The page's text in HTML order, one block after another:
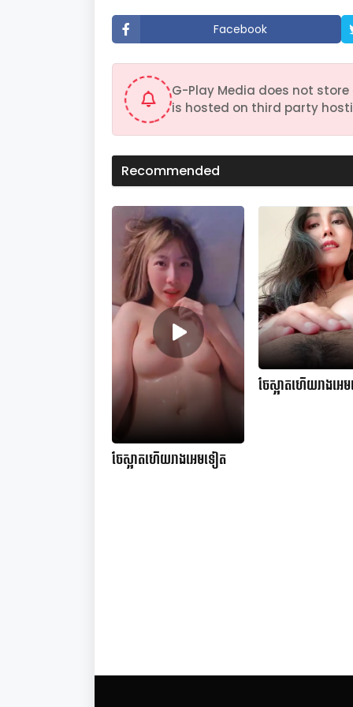
t
e
s
3
e
d
s
l
m
0
%
Facebook
G-Play Media does not
is hosted on third party
Recommended
ចែស្អាតហើយរាងអេមទៀត
ចែស្អាតហើយរាងអេ